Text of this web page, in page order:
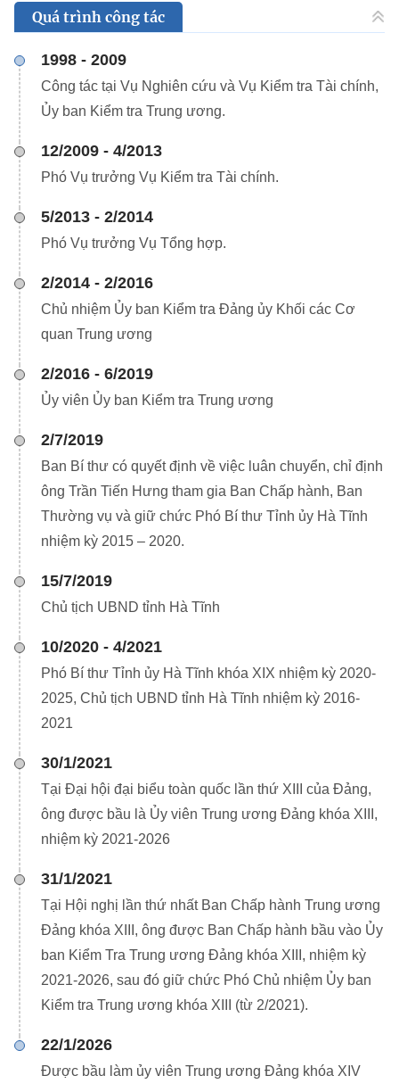
Quá trình công tác
1998 - 2009
Công tác tại Vụ Nghiên cứu và Vụ Kiểm tra Tài chính,
Ủy ban Kiểm tra Trung ương.
12/2009 - 4/2013
Phó Vụ trưởng Vụ Kiểm tra Tài chính.
5/2013 - 2/2014
Phó Vụ trưởng Vụ Tổng hợp.
2/2014 - 2/2016
Chủ nhiệm Ủy ban Kiểm tra Đảng ủy Khối các Cơ
quan Trung ương
2/2016 - 6/2019
Ủy viên Ủy ban Kiểm tra Trung ương
2/7/2019
Ban Bí thư có quyết định về việc luân chuyển, chỉ định
ông Trần Tiến Hưng tham gia Ban Chấp hành, Ban
Thường vụ và giữ chức Phó Bí thư Tỉnh ủy Hà Tĩnh
nhiệm kỳ 2015 – 2020.
15/7/2019
Chủ tịch UBND tỉnh Hà Tĩnh
10/2020 - 4/2021
Phó Bí thư Tỉnh ủy Hà Tĩnh khóa XIX nhiệm kỳ 2020-
2025, Chủ tịch UBND tỉnh Hà Tĩnh nhiệm kỳ 2016-
2021
30/1/2021
Tại Đại hội đại biểu toàn quốc lần thứ XIII của Đảng,
ông được bầu là Ủy viên Trung ương Đảng khóa XIII,
nhiệm kỳ 2021-2026
31/1/2021
Tại Hội nghị lần thứ nhất Ban Chấp hành Trung ương
Đảng khóa XIII, ông được Ban Chấp hành bầu vào Ủy
ban Kiểm Tra Trung ương Đảng khóa XIII, nhiệm kỳ
2021-2026, sau đó giữ chức Phó Chủ nhiệm Ủy ban
Kiểm tra Trung ương khóa XIII (từ 2/2021).
22/1/2026
Được bầu làm ủy viên Trung ương Đảng khóa XIV